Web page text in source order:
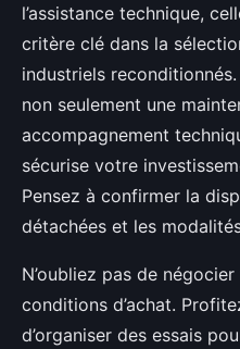
l’assistance technique,
critère clé dans la
industriels
non seulement une
accompagnement
sécurise votre
Pensez à confirmer la
détachées et les
N’oubliez pas de
conditions d’achat.
d’organiser des essais